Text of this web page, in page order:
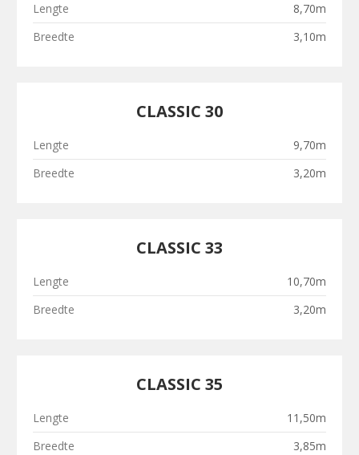
Lengte
8,70m
Breedte
3,10m
CLASSIC 30
Lengte
9,70m
Breedte
3,20m
CLASSIC 33
Lengte
10,70m
Breedte
3,20m
CLASSIC 35
Lengte
11,50m
Breedte
3,85m